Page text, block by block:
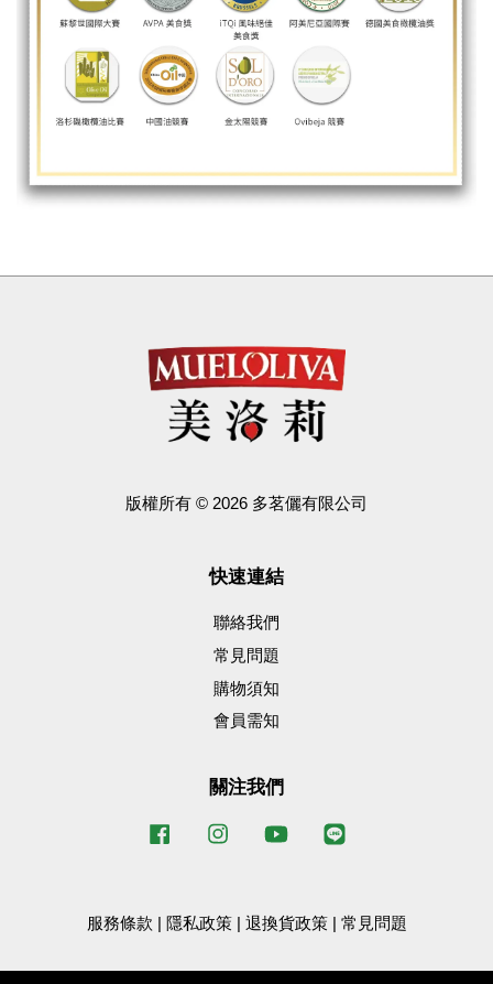
版權所有 © 2026 多茗儷有限公司
快速連結
聯絡我們
常見問題
購物須知
會員需知
關注我們
Facebook Instagram YouTube
服務條款 | 隱私政策| 退換貨政策| 常見問題